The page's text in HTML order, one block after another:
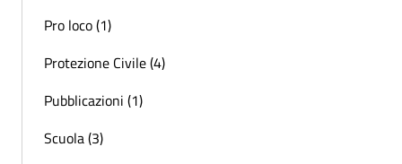
Pro loco (1)
Protezione Civile (4)
Pubblicazioni (1)
Scuola (3)